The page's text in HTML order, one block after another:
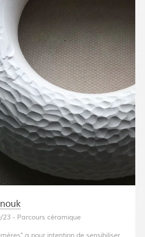
- Parcours céramique